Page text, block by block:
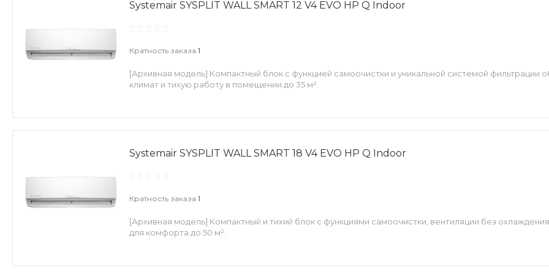
Systemair SYSPLIT WALL SMART 12 V4 EVO HP Q Indoor
Кратность заказа 1
[Архивная модель] Компактный блок с функцией самоочистки и уникальной системой фильтрации
климат и тихую работу в помещении до 35 м².
Systemair SYSPLIT WALL SMART 18 V4 EVO HP Q Indoor
Кратность заказа 1
[Архивная модель] Компактный и тихий блок с функциями самоочистки, вентиляции без
для комфорта до 50 м².